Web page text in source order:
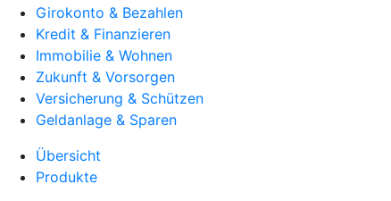
Girokonto & Bezahlen
Kredit & Finanzieren
Immobilie & Wohnen
Zukunft & Vorsorgen
Versicherung & Schützen
Geldanlage & Sparen
Übersicht
Produkte